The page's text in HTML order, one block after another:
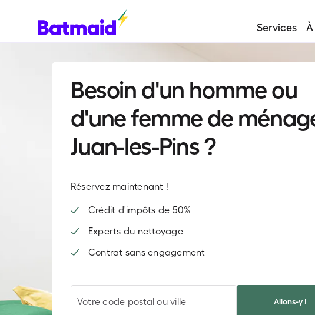
Services
Besoin d'un homme ou
d'une femme de
Juan-les-Pins ?
Réservez maintenant !
Crédit d'impôts de 50%
Experts du nettoyage
Contrat sans engagement
Votre code postal ou ville Allons-y !